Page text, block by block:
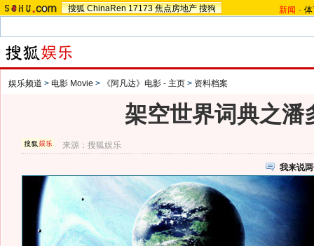
搜狐 ChinaRen 17173 焦点房地产 搜狗 新闻 -
娱乐频道 > 电影 Movie > 《阿凡达》电影 - 主页 > 资料档案
架空世界词典之潘
来源：搜狐娱乐
我来说